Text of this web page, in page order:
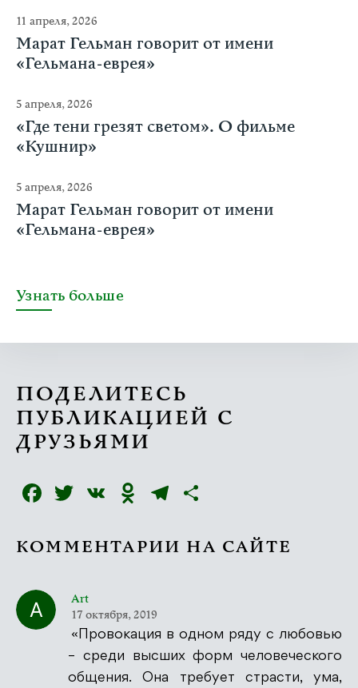
11 апреля, 2026
Марат Гельман говорит от имени
«Гельмана-еврея»
5 апреля, 2026
«Где тени грезят светом». О фильме
«Кушнир»
5 апреля, 2026
Марат Гельман говорит от имени
«Гельмана-еврея»
Узнать больше
ПОДЕЛИТЕСЬ
ПУБЛИКАЦИЕЙ С
ДРУЗЬЯМИ
Facebook
Twitter
VK Odnoklassniki
Telegram
КОММЕНТАРИИ НА САЙТЕ
Art
17 октября, 2019
«Провокация в одном ряду с любовью
– среди высших форм человеческого
общения. Она требует страсти, ума,